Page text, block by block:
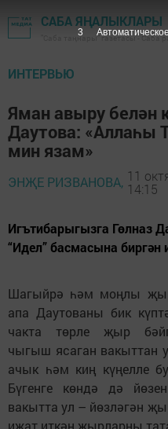
САБА ЯҢАЛЫКЛАРЫ
"Саба таңнары" газетасы - Саба
ИНТЕРВЬЮ
Яман авыру белән
Даутова: «Аллаһы
мин язам»
ЭНҖЕ РИЗВАНОВА, 11
14:15
Игътибарыгызга Гөлназ
“Идел” басмасына
Шагыйрә һәм моңлы
апа Даутованы бик
чакта төрле җыр
чыгыш ясаган вакыттан
ачык һәм киң күңелле
Бүгенге көндә дә
вакытта ул – йөзләгән
иҗат иткән җырларны
1